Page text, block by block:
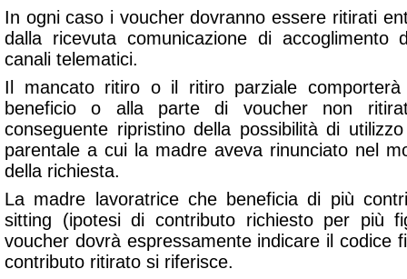
In ogni caso i voucher dovranno essere ritirati
dalla ricevuta comunicazione di accoglimento
canali telematici.
Il mancato ritiro o il ritiro parziale comporterà
beneficio o alla parte di voucher non
conseguente ripristino della possibilità di
parentale a cui la madre aveva rinunciato nel
della richiesta.
La madre lavoratrice che beneficia di più
sitting (ipotesi di contributo richiesto per più
voucher dovrà espressamente indicare il codice
contributo ritirato si riferisce.